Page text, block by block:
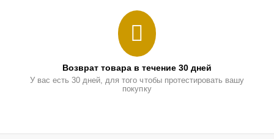
Возврат товара в течение 30 дней
У вас есть 30 дней, для того чтобы протестировать вашу
покупку